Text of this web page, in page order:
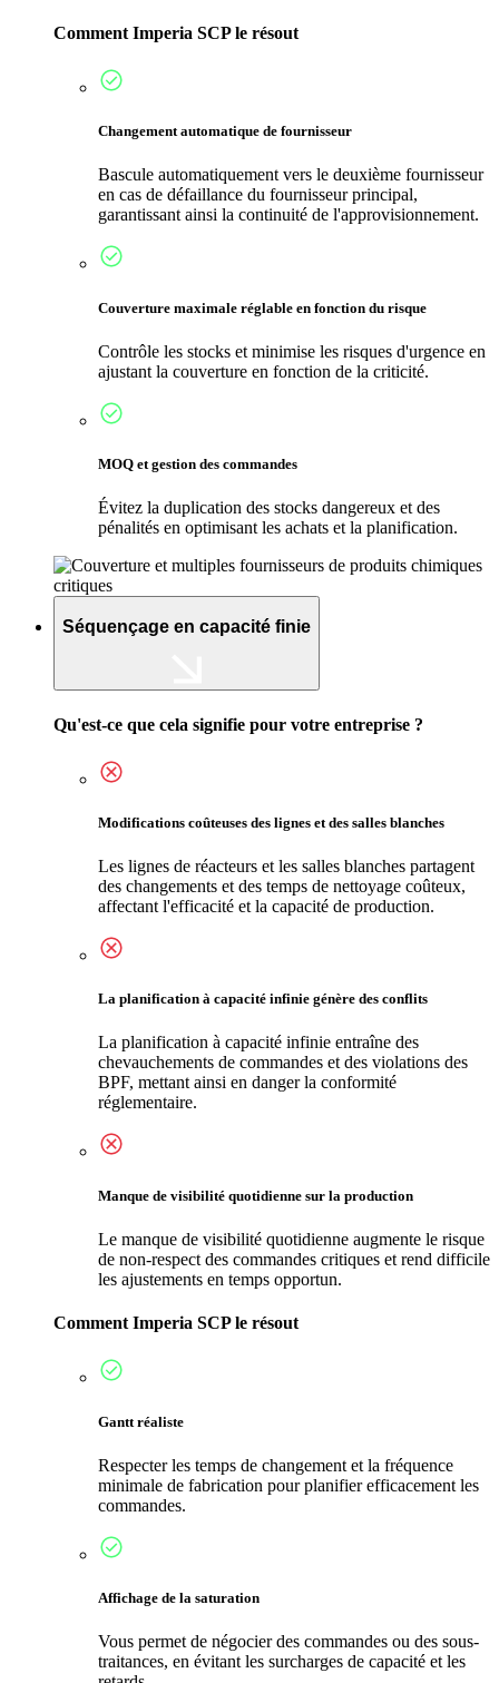
Comment Imperia SCP le résout
Changement automatique de fournisseur
Bascule automatiquement vers le deuxième fournisseur
en cas de défaillance du fournisseur principal,
garantissant ainsi la continuité de l'approvisionnement.
Couverture maximale réglable en fonction du risque
Contrôle les stocks et minimise les risques d'urgence en
ajustant la couverture en fonction de la criticité.
MOQ et gestion des commandes
Évitez la duplication des stocks dangereux et des
pénalités en optimisant les achats et la planification.
Séquençage en capacité finie
Qu'est-ce que cela signifie pour votre entreprise ?
Modifications coûteuses des lignes et des salles blanches
Les lignes de réacteurs et les salles blanches partagent
des changements et des temps de nettoyage coûteux,
affectant l'efficacité et la capacité de production.
La planification à capacité infinie génère des conflits
La planification à capacité infinie entraîne des
chevauchements de commandes et des violations des
BPF, mettant ainsi en danger la conformité
réglementaire.
Manque de visibilité quotidienne sur la production
Le manque de visibilité quotidienne augmente le risque
de non-respect des commandes critiques et rend difficile
les ajustements en temps opportun.
Comment Imperia SCP le résout
Gantt réaliste
Respecter les temps de changement et la fréquence
minimale de fabrication pour planifier efficacement les
commandes.
Affichage de la saturation
Vous permet de négocier des commandes ou des sous-
traitances, en évitant les surcharges de capacité et les